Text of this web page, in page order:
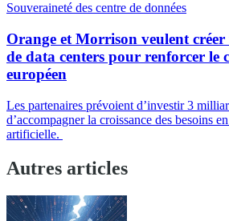
Souveraineté des centre de données
Orange et Morrison veulent créer
de data centers pour renforcer le
européen
Les partenaires prévoient d’investir 3
d’accompagner la croissance des besoins
artificielle.
Autres articles